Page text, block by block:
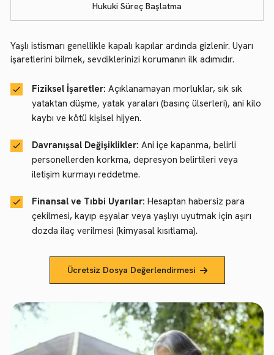
Hukuki Süreç Başlatma
Yaşlı istismarı genellikle kapalı kapılar ardında gizlenir. Uyarı
işaretlerini bilmek, sevdiklerinizi korumanın ilk adımıdır.
Fiziksel İşaretler: Açıklanamayan morluklar, sık sık
yataktan düşme, yatak yaraları (basınç ülserleri), ani kilo
kaybı ve kötü kişisel hijyen.
Davranışsal Değişiklikler: Ani içe kapanma, belirli
personellerden korkma, depresyon belirtileri veya
iletişim kurmayı reddetme.
Finansal ve Tıbbi Uyarılar: Hesaptan habersiz para
çekilmesi, kayıp eşyalar veya yaşlıyı uyutmak için aşırı
dozda ilaç verilmesi (kimyasal kısıtlama).
Ücretsiz Dosya Değerlendirmesi